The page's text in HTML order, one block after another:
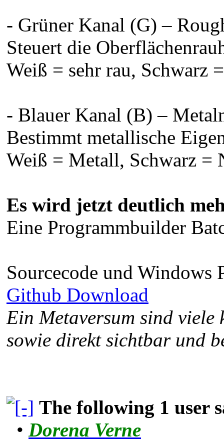
- Grüner Kanal (G) –
Steuert die
Weiß = sehr rau, Schwarz
- Blauer Kanal (B) –
Bestimmt metallische
Weiß = Metall, Schwarz =
Es wird jetzt deutlich
Eine Programmbuilder
Sourcecode und Windows
Github Download
Ein Metaversum sind viele
sowie direkt sichtbar und
The following 1 user
• Dorena Verne